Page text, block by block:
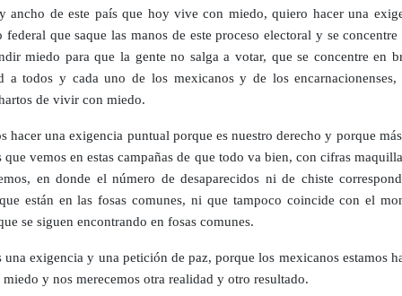
ancho de este país que hoy vive con miedo, quiero hacer una
federal que saque las manos de este proceso electoral y se concentre
miedo para que la gente no salga a votar, que se concentre en
a todos y cada uno de los mexicanos y de los encarnacionenses,
de vivir con miedo.
hacer una exigencia puntual porque es nuestro derecho y porque
que vemos en estas campañas de que todo va bien, con cifras
en donde el número de desaparecidos ni de chiste
están en las fosas comunes, ni que tampoco coincide con el
se siguen encontrando en fosas comunes.
una exigencia y una petición de paz, porque los mexicanos estamos
y nos merecemos otra realidad y otro resultado.